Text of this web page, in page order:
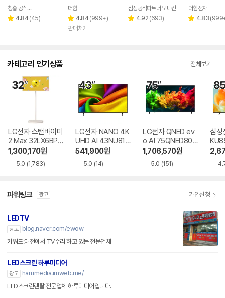
페이
창홍 공식스토어
별 4.84 리
(45)
더함
별
점
4.84 리
(999+)
판매처2
삼성공식파트너 모니칸
별 4.92 리
(693)
더함전자
별 4.83 리
(
카테고리 인기상품 전체보기
LG전자 스탠바이미
2 Max 32LX6BPG
A
1,300,170원
5.0 (1,783)
LG전자 NANO 4K
UHD AI 43NU810
BENA
541,900원
5.0 (14)
LG전자 QNED ev
o AI 75QNED80B
EA
1,706,570원
5.0 (151)
삼성
R
파워링크 광고 가입신청
LEDTV
광고
blog.naver.com/ewow
키워드:대전에서 TV수리 하고 있는 전문업체
LED스크린 하루미디어
광고
harumedia.imweb.me/
LED스크린렌탈 전문업체 하루미디어입니다.